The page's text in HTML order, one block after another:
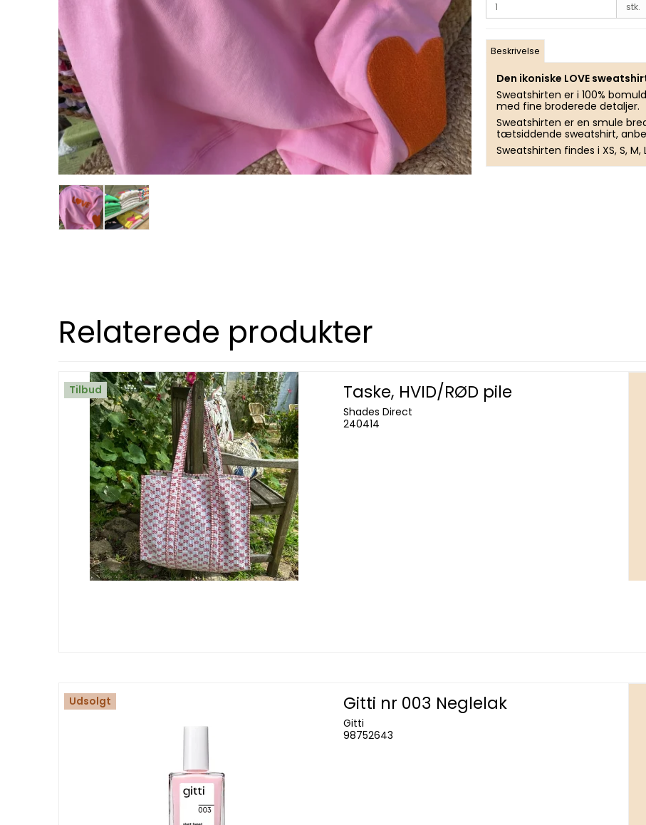
stk.
Beskrivelse
Den ikoniske LOVE
Sweatshirten er i 100%
med fine broderede detaljer.
Sweatshirten er en smule
tætsiddende sweatshirt,
Sweatshirten findes i XS, S, M,
Relaterede produkter
Tilbud Taske, HVID/RØD pile
Shades Direct
240414
Udsolgt Gitti nr 003 Neglelak
Gitti
98752643